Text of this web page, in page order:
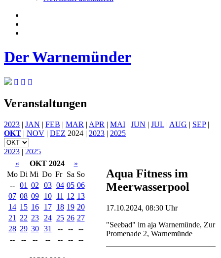
Der Warnemünder
Veranstaltungen
2023 | JAN | FEB | MAR | APR | MAI | JUN | JUL | AUG | SEP|
OKT | NOV | DEZ 2024 | 2023 | 2025
2023 | 2025
«
OKT 2024
»
Mo Di Mi Do Fr Sa So
-- 01 02 03 04 05 06
07 08 09 10 11 12 13
14 15 16 17 18 19 20
21
22 23 24 25 26 27
28 29 30 31 -- --
--
--
-- -- -- -- -- --
Aqua Fitness im
Meerwasserpool
17.10.2024, 08:30 Uhr
"Seebad" im aja Warnemünde, Zur
Promenade 2, Warnemünde